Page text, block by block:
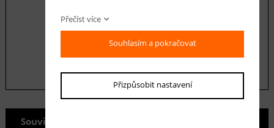
odeslat
Související produkty
Přečíst více
Souhlasím a pokračovat
Přizpůsobit nastavení